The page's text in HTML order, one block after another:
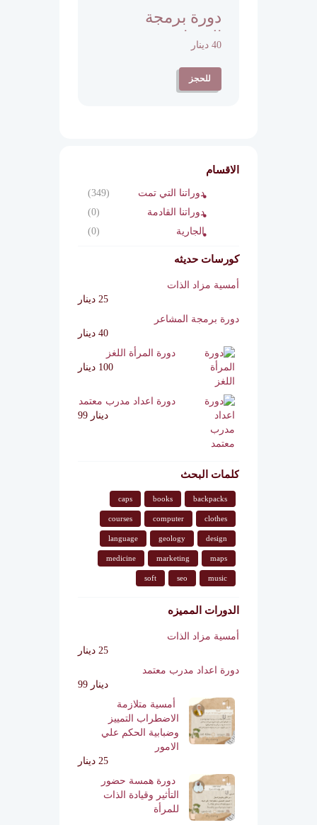
دورة برمجة
المشاعر
40 دينار
للحجز
الاقسام
دوراتنا التي تمت
(349)
دوراتنا القادمة
(0)
الجارية
(0)
كورسات حديثه
أمسية مزاد الذات
25 دينار
دورة برمجة المشاعر
40 دينار
دورة المرأة اللغز
100 دينار
دورة اعداد مدرب معتمد
دينار 99
كلمات البحث
backpacks
books
caps
clothes
computer
courses
design
geology
language
maps
marketing
medicine
music
seo
soft
الدورات المميزه
أمسية مزاد الذات
25 دينار
دورة اعداد مدرب معتمد
دينار 99
أمسية متلازمة
الاضطراب التمييز
وضبابية الحكم علي
الامور
25 دينار
دورة همسة حضور
التأثير وقيادة الذات
للمرأة